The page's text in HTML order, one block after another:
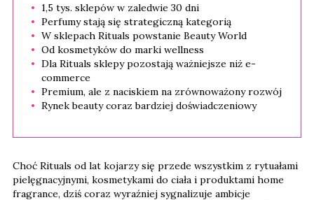
1,5 tys. sklepów w zaledwie 30 dni
Perfumy stają się strategiczną kategorią
W sklepach Rituals powstanie Beauty World
Od kosmetyków do marki wellness
Dla Rituals sklepy pozostają ważniejsze niż e-
commerce
Premium, ale z naciskiem na zrównoważony rozwój
Rynek beauty coraz bardziej doświadczeniowy
Choć Rituals od lat kojarzy się przede wszystkim z rytuałami
pielęgnacyjnymi, kosmetykami do ciała i produktami home
fragrance, dziś coraz wyraźniej sygnalizuje ambicje